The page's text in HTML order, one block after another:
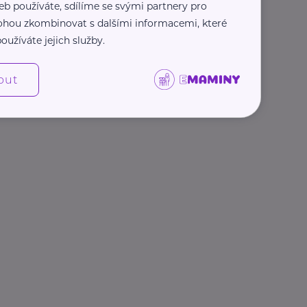
používáte, sdílíme se svými partnery pro
zkombinovat s dalšími informacemi, které
jejich služby.